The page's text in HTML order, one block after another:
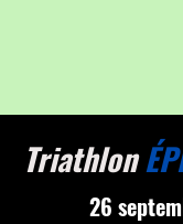
Triathlon
26